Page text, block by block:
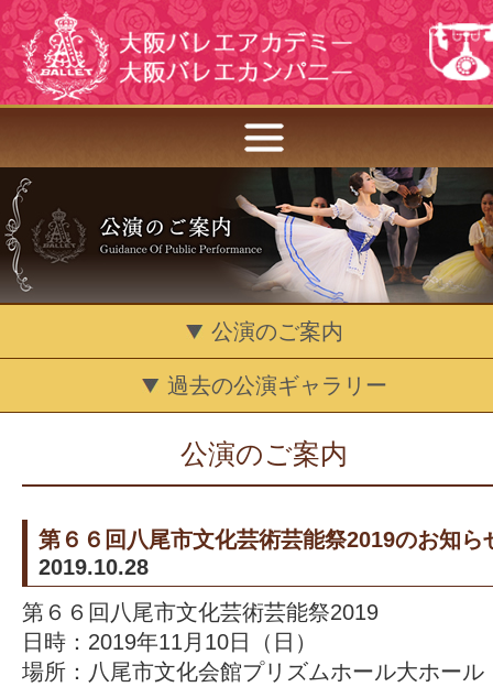
公演のご案内
過去の公演ギャラリー
公演のご案内
第６６回八尾市文化芸術芸能祭2019のお知ら
2019.10.28
第６６回八尾市文化芸術芸能祭2019
日時：2019年11月10日（日）
場所：八尾市文化会館プリズムホール大ホー